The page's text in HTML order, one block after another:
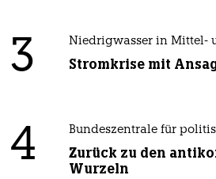
3 Niedrigwasser in Mittel-
Stromkrise mit
4 Bundeszentrale für
Zurück zu den
Wurzeln